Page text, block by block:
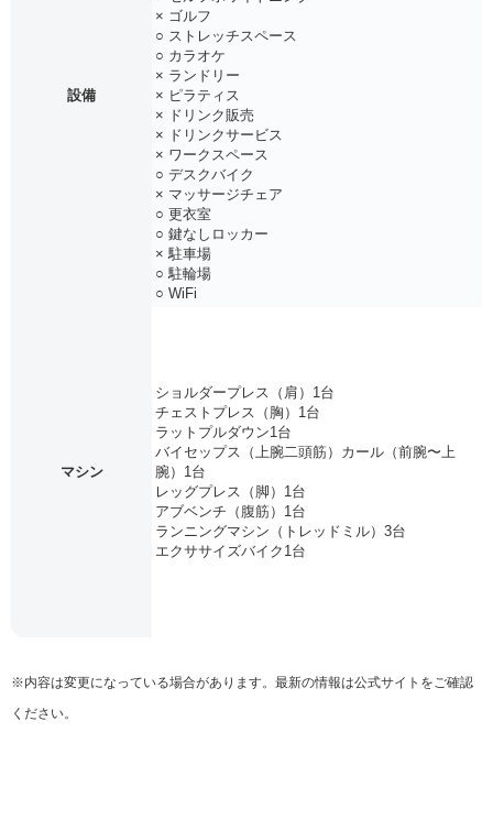
設備
× ゴルフ
○ ストレッチスペース
○ カラオケ
× ランドリー
× ピラティス
× ドリンク販売
× ドリンクサービス
× ワークスペース
○ デスクバイク
× マッサージチェア
○ 更衣室
○ 鍵なしロッカー
× 駐車場
○ 駐輪場
○ WiFi
マシン
ショルダープレス（肩）1台
チェストプレス（胸）1台
ラットプルダウン1台
バイセップス（上腕二頭筋）カール（前腕〜上
腕）1台
レッグプレス（脚）1台
アブベンチ（腹筋）1台
ランニングマシン（トレッドミル）3台
エクササイズバイク1台
※内容は変更になっている場合があります。最新の情報は公式サイトをご確認
ください。